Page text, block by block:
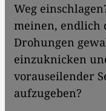
Weg
meinen, endlich
Drohungen
einzuknicken
vorauseilender
aufzugeben?